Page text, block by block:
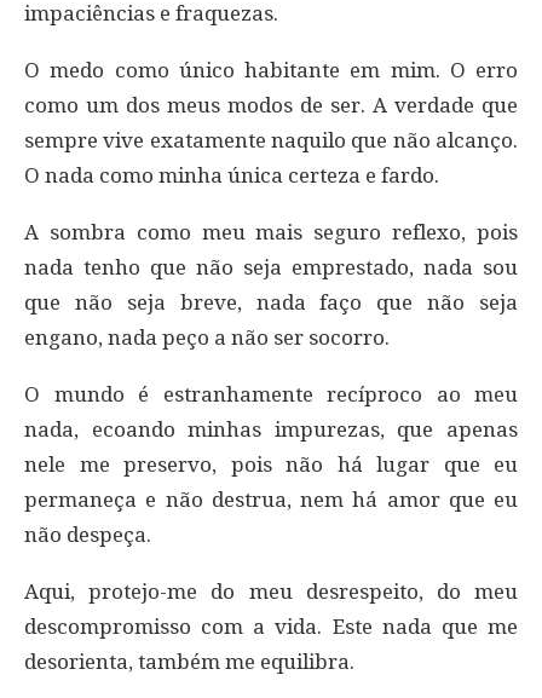
impaciências e fraquezas.
O medo como único habitante em mim. O erro
como um dos meus modos de ser. A verdade que
sempre vive exatamente naquilo que não alcanço.
O nada como minha única certeza e fardo.
A sombra como meu mais seguro reflexo, pois
nada tenho que não seja emprestado, nada sou
que não seja breve, nada faço que não seja
engano, nada peço a não ser socorro.
O mundo é estranhamente recíproco ao meu
nada, ecoando minhas impurezas, que apenas
nele me preservo, pois não há lugar que eu
permaneça e não destrua, nem há amor que eu
não despeça.
Aqui, protejo-me do meu desrespeito, do meu
descompromisso com a vida. Este nada que me
desorienta, também me equilibra.